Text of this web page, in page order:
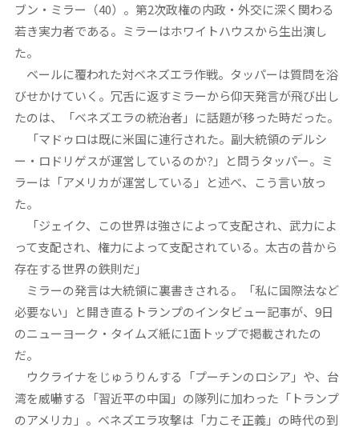
ブン・ミラー（40）。第2次政権の内政・外交に深く関わる
若き実力者である。ミラーはホワイトハウスから生出演し
た。
ベールに覆われた対ベネズエラ作戦。タッパーは質問を浴
びせかけていく。冗舌に返すミラーから仰天発言が飛び出し
たのは、「ベネズエラの統治者」に話題が移った時だった。
「マドゥロは既に米国に連行された。副大統領のデルシ
ー・ロドリゲスが運営しているのか?」と問うタッパー。ミ
ラーは「アメリカが運営している」と述べ、こう言い放っ
た。
「ジェイク、この世界は強さによって支配され、武力によ
って支配され、権力によって支配されている。太古の昔から
存在する世界の鉄則だ」
ミラーの発言は大統領に裏書きされる。「私に国際法など
必要ない」と開き直るトランプのインタビュー記事が、9日
のニューヨーク・タイムズ紙に1面トップで掲載されたの
だ。
ウクライナをじゅうりんする「プーチンのロシア」や、台
湾を威嚇する「習近平の中国」の隊列に加わった「トランプ
のアメリカ」。ベネズエラ攻撃は「力こそ正義」の時代の到